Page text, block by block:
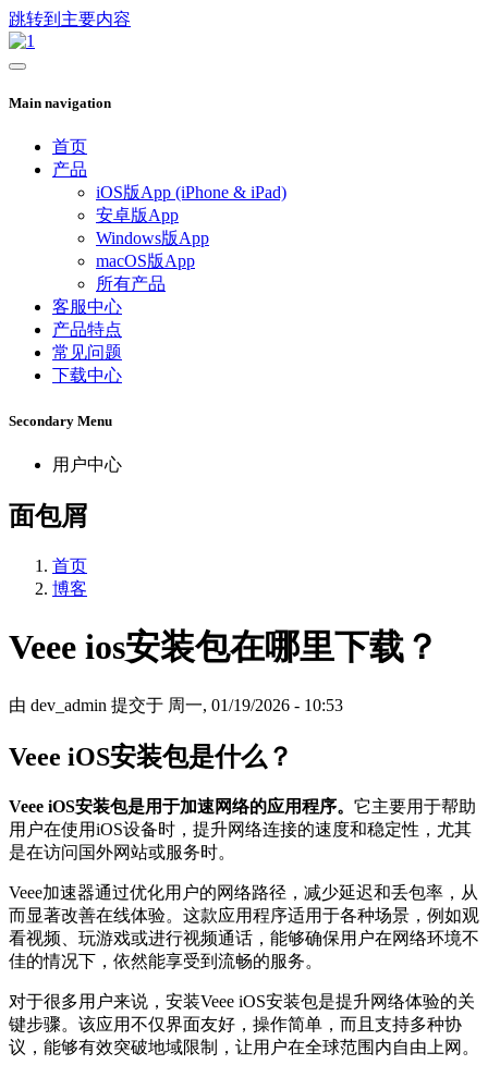
跳转到主要内容
Main navigation
首页
产品
iOS版App (iPhone & iPad)
安卓版App
Windows版App
macOS版App
所有产品
客服中心
产品特点
常见问题
下载中心
Secondary Menu
用户中心
面包屑
首页
博客
Veee ios安装包在哪里下载？
由 dev_admin 提交于 周一, 01/19/2026 - 10:53
Veee iOS安装包是什么？
Veee iOS安装包是用于加速网络的应用程序。 它主要用于帮助
用户在使用iOS设备时，提升网络连接的速度和稳定性，尤其
是在访问国外网站或服务时。
Veee加速器通过优化用户的网络路径，减少延迟和丢包率，从
而显著改善在线体验。这款应用程序适用于各种场景，例如观
看视频、玩游戏或进行视频通话，能够确保用户在网络环境不
佳的情况下，依然能享受到流畅的服务。
对于很多用户来说，安装Veee iOS安装包是提升网络体验的关
键步骤。该应用不仅界面友好，操作简单，而且支持多种协
议，能够有效突破地域限制，让用户在全球范围内自由上网。